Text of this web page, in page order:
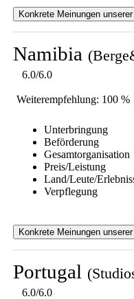
Konkrete Meinungen
Namibia
6.0/6.0
Weiterempfehlung: 100
Unterbringung
Beförderung
Gesamtorganisation
Preis/Leistung
Land/Leute/
Verpflegung
Konkrete Meinungen
Portugal
6.0/6.0